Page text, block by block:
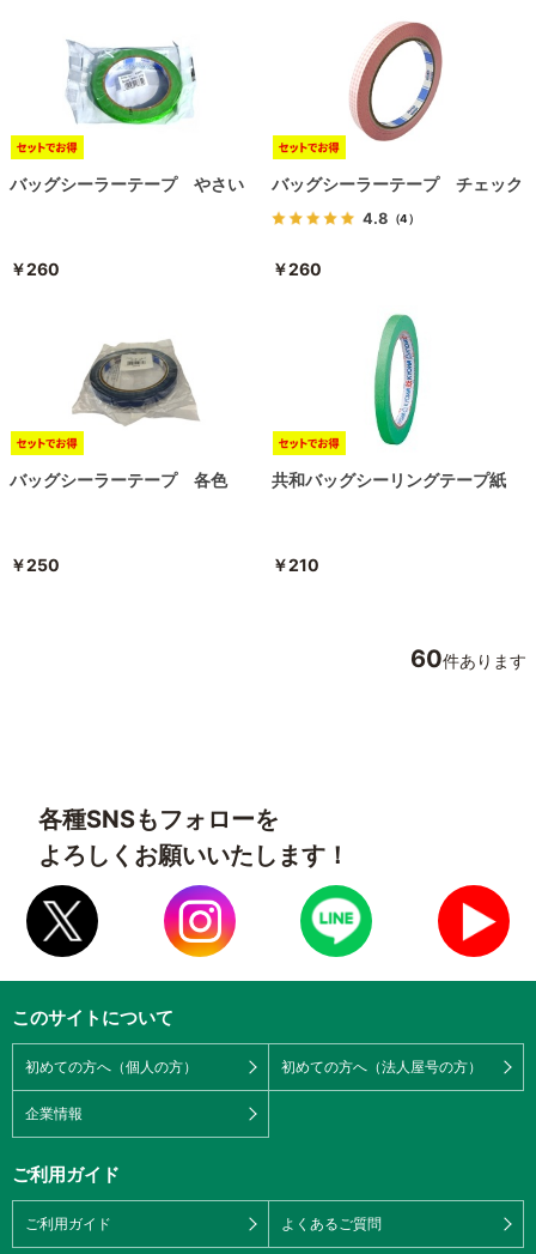
バッグシーラーテープ やさい
￥260
バッグシーラーテープ チェック
4.8 （4）
￥260
バッグシーラーテープ 各色
￥250
共和バッグシーリングテープ紙
￥210
60件あります
各種SNSもフォローを
よろしくお願いいたします！
このサイトについて
初めての方へ（個人の方） 初めての方へ（法人屋号の方）
企業情報
ご利用ガイド
ご利用ガイド よくあるご質問